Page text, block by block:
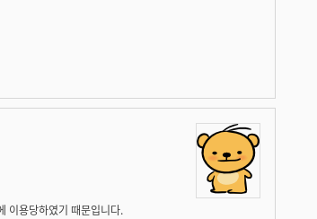
이용당하였기 때문입니다.